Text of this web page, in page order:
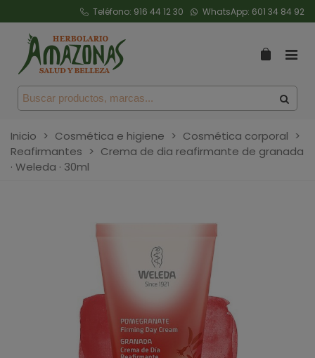
Teléfono: 916 44 12 30 WhatsApp: 601 34 84 92
Inicio > Cosmética e higiene > Cosmética corporal >
Reafirmantes > Crema de dia reafirmante de granada
· Weleda · 30ml